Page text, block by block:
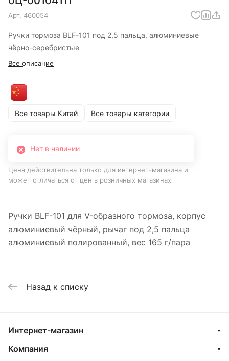
Арт. 460054
Ручки тормоза BLF-101 под 2,5 пальца, алюминиевые
чёрно-серебристые
Все описание
Все товары Китай Все товары категории
Нет в наличии
Цена действительна только для интернет-магазина и
может отличаться от цен в розничных магазинах
Ручки BLF-101 для V-образного тормоза, корпус
алюминиевый чёрный, рычаг под 2,5 пальца
алюминиевый полированный, вес 165 г/пара
Назад к списку
Интернет-магазин
Компания